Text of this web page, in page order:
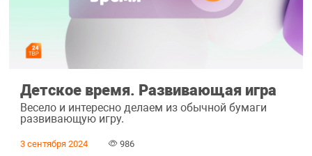
Детское время. Развивающая игра
Весело и интересно делаем из обычной бумаги
развивающую игру.
3 сентября 2024 986